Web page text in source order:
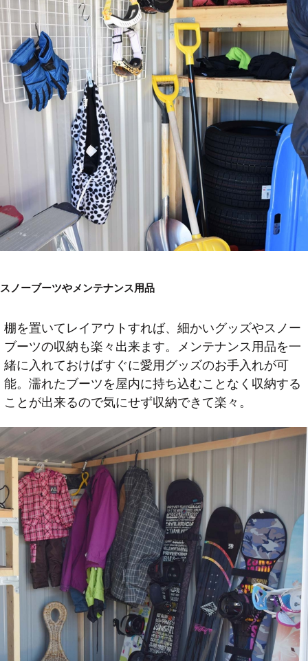
スノーブーツやメンテナンス用品
棚を置いてレイアウトすれば、細かいグッズやスノー
ブーツの収納も楽々出来ます。メンテナンス用品を一
緒に入れておけばすぐに愛用グッズのお手入れが可
能。濡れたブーツを屋内に持ち込むことなく収納する
ことが出来るので気にせず収納できて楽々。